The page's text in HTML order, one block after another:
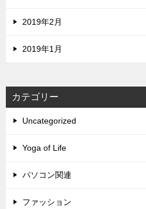
2019年2月
2019年1月
カテゴリー
Uncategorized
Yoga of Life
パソコン関連
ファッション